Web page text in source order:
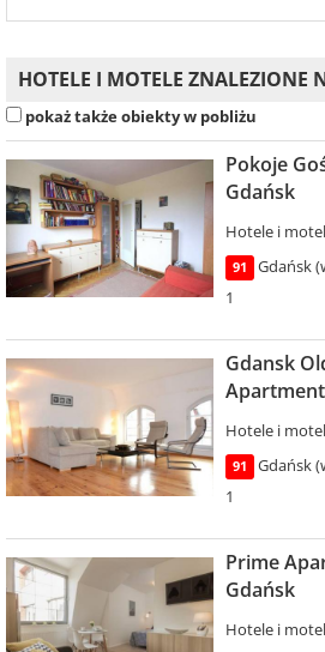
HOTELE I MOTELE ZNALEZIONE
pokaż także obiekty w pobliżu
Pokoje
Gdańsk
Hotele i
91
Gdańsk
1
Gdansk
Hotele i
91
Gdańsk
1
Prime
Gdańsk
Hotele i